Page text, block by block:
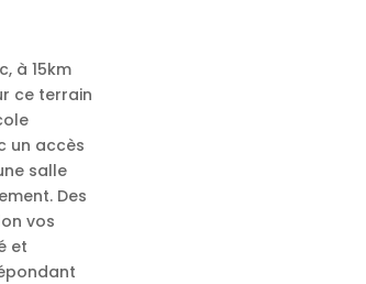
à 15km
ce terrain
un accès
salle
Des
vos
et